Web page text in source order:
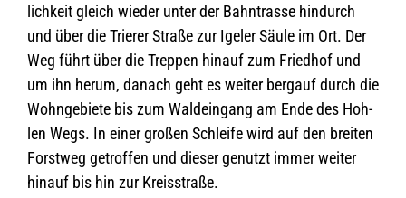
lich­keit gleich wie­der unter der Bahn­trasse hin­durch
und über die Trie­rer Straße zur Ige­ler Säule im Ort. Der
Weg führt über die Trep­pen hin­auf zum Fried­hof und
um ihn herum, danach geht es wei­ter berg­auf durch die
Wohn­ge­biete bis zum Wald­ein­gang am Ende des Hoh­
len Wegs. In einer gro­ßen Schleife wird auf den brei­ten
Forst­weg getrof­fen und die­ser genutzt immer wei­ter
hin­auf bis hin zur Kreisstraße.